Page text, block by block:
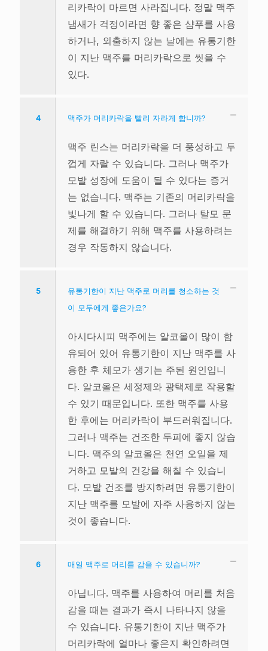
리카락이 마르면 사라집니다. 정말 맥주
냄새가 걱정이라면 향 좋은 샴푸를 사용
하거나, 외출하지 않는 날에는 유통기한
이 지난 맥주를 머리카락으로 씻을 수
있다.
4 맥주가 머리카락을 빨리 자라게 합니까?
맥주 린스는 머리카락을 더 풍성하고 두
껍게 자랄 수 있습니다. 그러나 맥주가
모발 성장에 도움이 될 수 있다는 증거
는 없습니다. 맥주는 기존의 머리카락을
빛나게 할 수 있습니다. 그러나 탈모 문
제를 해결하기 위해 맥주를 사용하려는
경우 작동하지 않습니다.
5
유통기한이 지난 맥주로 머리를 청소하는 것
이 모두에게 좋은가요?
아시다시피 맥주에는 알코올이 많이 함
유되어 있어 유통기한이 지난 맥주를 사
용한 후 체모가 생기는 주된 원인입니
다. 알코올은 세정제와 광택제로 작용할
수 있기 때문입니다. 또한 맥주를 사용
한 후에는 머리카락이 부드러워집니다.
그러나 맥주는 건조한 두피에 좋지 않습
니다. 맥주의 알코올은 천연 오일을 제
거하고 모발의 건강을 해칠 수 있습니
다. 모발 건조를 방지하려면 유통기한이
지난 맥주를 모발에 자주 사용하지 않는
것이 좋습니다.
6 매일 맥주로 머리를 감을 수 있습니까?
아닙니다. 맥주를 사용하여 머리를 처음
감을 때는 결과가 즉시 나타나지 않을
수 있습니다. 유통기한이 지난 맥주가
머리카락에 얼마나 좋은지 확인하려면